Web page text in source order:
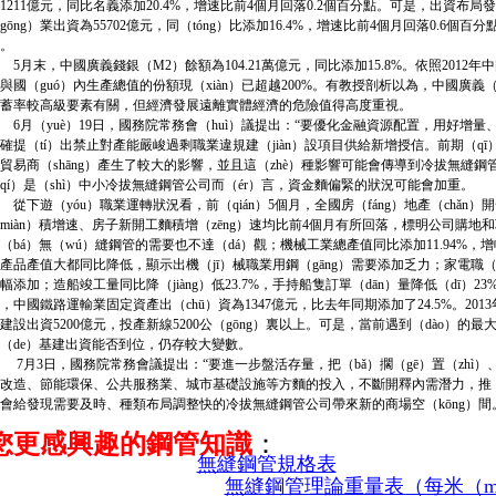
億元，同比名義添加20.4%，增速比前4個月回落0.2個百分點。可是，出資布局
）業出資為55702億元，同（tóng）比添加16.4%，增速比前4個月回落0.6個百分
末，中國廣義錢銀（M2）餘額為104.21萬億元，同比添加15.8%。依照2012年中
國（guó）內生產總值的份額現（xiàn）已超越200%。有教授剖析以為，中國廣義
率較高級要素有關，但經濟發展遠離實體經濟的危險值得高度重視。
（yuè）19日，國務院常務會（huì）議提出：“要優化金融資源配置，用好增量
提（tí）出禁止對產能嚴峻過剩職業違規建（jiàn）設項目供給新增授信。前期（qī
易商（shāng）產生了較大的影響，並且這（zhè）種影響可能會傳導到冷拔無縫
）是（shì）中小冷拔無縫鋼管公司而（ér）言，資金麵偏緊的狀況可能會加重。
遊（yóu）職業運轉狀況看，前（qián）5個月，全國房（fáng）地產（chǎn）
）積增速、房子新開工麵積增（zēng）速均比前4個月有所回落，標明公司購地
bá）無（wú）縫鋼管的需要也不達（dá）觀；機械工業總產值同比添加11.94%，
品產值大都同比降低，顯示出機（jī）械職業用鋼（gāng）需要添加乏力；家電職
添加；造船竣工量同比降（jiàng）低23.7%，手持船隻訂單（dān）量降低（dī）
中國鐵路運輸業固定資產出（chū）資為1347億元，比去年同期添加了24.5%。
設出資5200億元，投產新線5200公（gōng）裏以上。可是，當前遇到（dào）的
de）基建出資能否到位，仍存較大變數。
3日，國務院常務會議提出：“要進一步盤活存量，把（bǎ）擱（gē）置（zhì）
造、節能環保、公共服務業、城市基礎設施等方麵的投入，不斷開釋內需潛力，
給發現需要及時、種類布局調整快的冷拔無縫鋼管公司帶來新的商場空（kōng）間
更感興趣的鋼管知識：
無縫鋼管規格表
無縫鋼管理論重量表（每米（